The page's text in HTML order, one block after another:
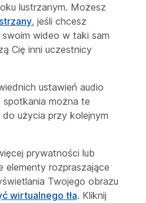
lustrzanym. Możesz
, jeśli chcesz
wideo w taki sam
Cię inni uczestnicy
ustawień audio
można te
do użycia przy kolejnym
prywatności lub
elementy rozpraszające
Twojego obrazu
wirtualnego tła. Kliknij